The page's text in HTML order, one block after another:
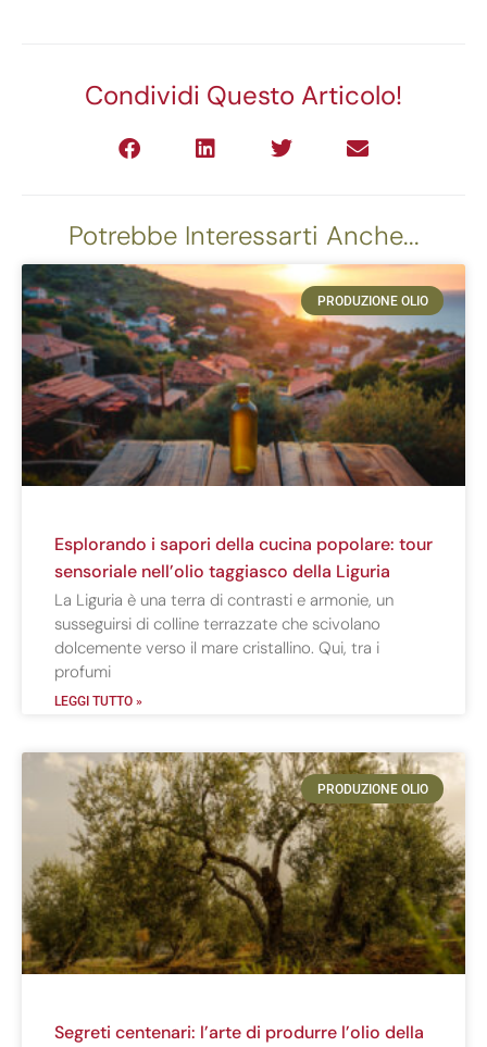
Condividi Questo Articolo!
Potrebbe Interessarti Anche...
PRODUZIONE OLIO
Esplorando i sapori della cucina popolare: tour
sensoriale nell’olio taggiasco della Liguria
La Liguria è una terra di contrasti e armonie, un
susseguirsi di colline terrazzate che scivolano
dolcemente verso il mare cristallino. Qui, tra i
profumi
LEGGI TUTTO »
PRODUZIONE OLIO
Segreti centenari: l’arte di produrre l’olio della